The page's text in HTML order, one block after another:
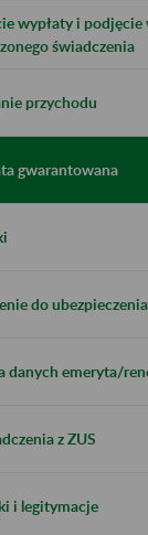
wypłaty i podjęcie
świadczenia
przychodu
gwarantowana
do ubezpieczenia
danych emeryta/
z ZUS
i legitymacje